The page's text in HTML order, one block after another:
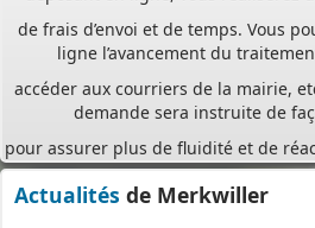
accéder aux courriers de la mairie,
pour assurer plus de fluidité et de
Les services de votre
vos interlocuteurs de
Actualités de Merkwiller